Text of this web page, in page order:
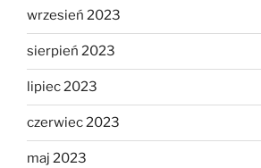
wrzesień 2023
sierpień 2023
lipiec 2023
czerwiec 2023
maj 2023